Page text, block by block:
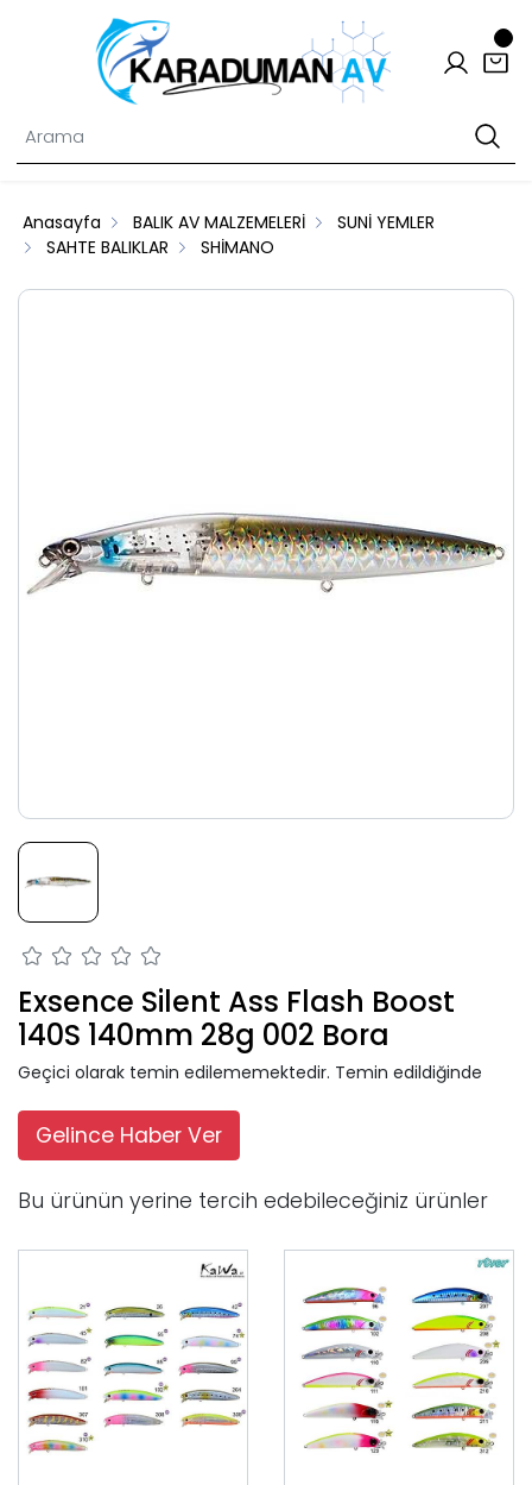
Anasayfa BALIK AV MALZEMELERİ
SUNİ YEMLER
SAHTE BALIKLAR
SHİMANO
Exsence Silent Ass Flash Boost
140S 140mm 28g 002 Bora
Geçici olarak temin edilememektedir. Temin edildiğinde
Gelince Haber Ver
Bu ürünün yerine tercih edebileceğiniz ürünler